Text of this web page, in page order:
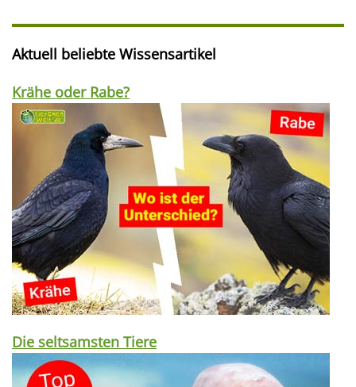
Aktuell beliebte Wissensartikel
Krähe oder Rabe?
Die seltsamsten Tiere